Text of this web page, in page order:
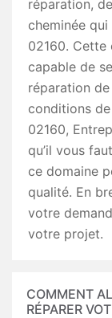
réparation,
cheminée
02160. Cette
capable de
réparation
conditions
02160,
qu’il vous
ce domaine
qualité. En
votre
votre projet.
COMMENT
RÉPARER